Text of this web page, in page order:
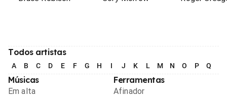
Todos artistas
A B C D E F G H I J K L M N O P Q
Músicas
Em alta
Ferramentas
Afinador